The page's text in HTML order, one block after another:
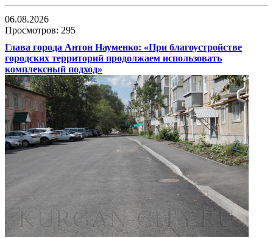
06.08.2026
Просмотров: 295
Глава города Антон Науменко: «При благоустройстве
городских территорий продолжаем использовать
комплексный подход»